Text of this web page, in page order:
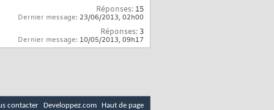
Réponses: 15
Dernier message: 23/06/2013, 02h00
Réponses: 3
Dernier message: 10/05/2013, 09h17
contacter Developpez.com Haut de page